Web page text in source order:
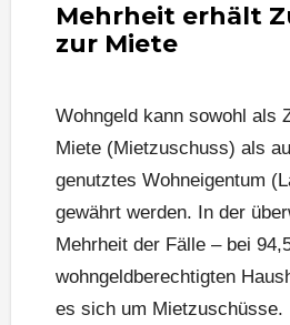
Mehrheit erhält
zur Miete
Wohngeld kann sowohl als
Miete (Mietzuschuss) als
genutztes Wohneigentum
gewährt werden. In der
Mehrheit der Fälle – bei
wohngeldberechtigten
es sich um Mietzuschüsse.